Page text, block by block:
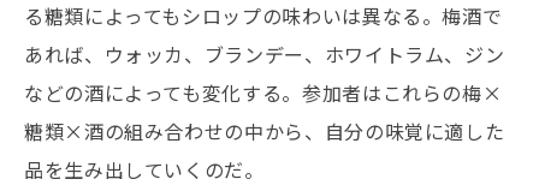
る糖類によってもシロップの味わいは異なる。梅酒で
あれば、ウォッカ、ブランデー、ホワイトラム、ジン
などの酒によっても変化する。参加者はこれらの梅×
糖類×酒の組み合わせの中から、自分の味覚に適した
品を生み出していくのだ。